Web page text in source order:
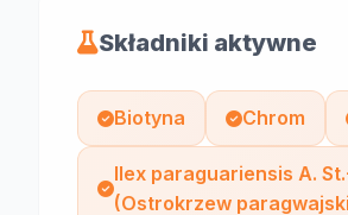
Składniki aktywne
Biotyna Chrom
Ilex paraguariensis A.
(Ostrokrzew